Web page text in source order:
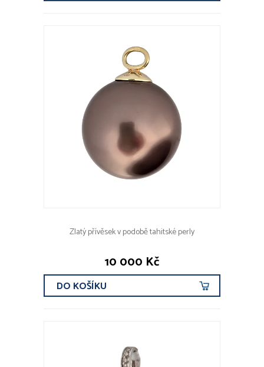
Zlatý přívěsek v podobě tahitské perly
10 000 Kč
DO KOŠÍKU